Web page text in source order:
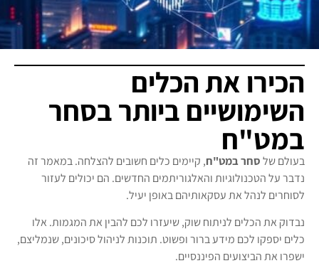
הכירו את הכלים
השימושיים ביותר בסחר
במט"ח
בעולם שלסחר במט"ח, קיימים כלים חשובים להצלחה. במאמר זה
נדבר על הטכנולוגיות והאלגוריתמים החדשים. הם יכולים לעזור
לסוחרים לנהל את עסקאותיהם באופן יעיל.
נבדוק את הכלים לניתוח שוק, שיעזרו לכם להבין את המגמות. אלו
כלים יספקו לכם מידע ברור ופשוט. תוכנות לניהול סיכונים, שנמליצם,
ישפרו את הביצועים הפיננסיים.